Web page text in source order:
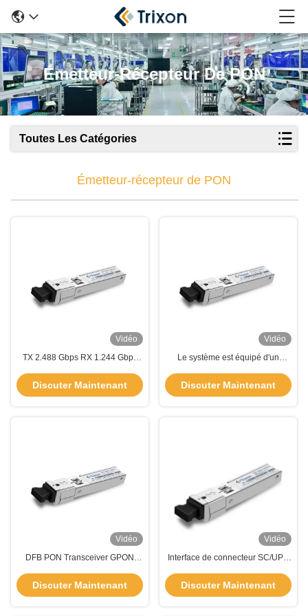
Émetteur-Récepteur De PON
Toutes Les Catégories
Émetteur-récepteur de PON
Vidéo
TX 2.488 Gbps RX 1.244 Gbps
SFP Module de classe C++ DFB
Discuter Maintenant
Vidéo
Le système est équipé d'un
Transceiver T1490nm R1310nm
TSP-GA21-43DCS
Discuter Maintenant
Vidéo
DFB PON Transceiver GPON
dégagement numérique
Discuter Maintenant
Vidéo
Interface de connecteur SC/UPC
récepteur PON en mode unique
Discuter Maintenant